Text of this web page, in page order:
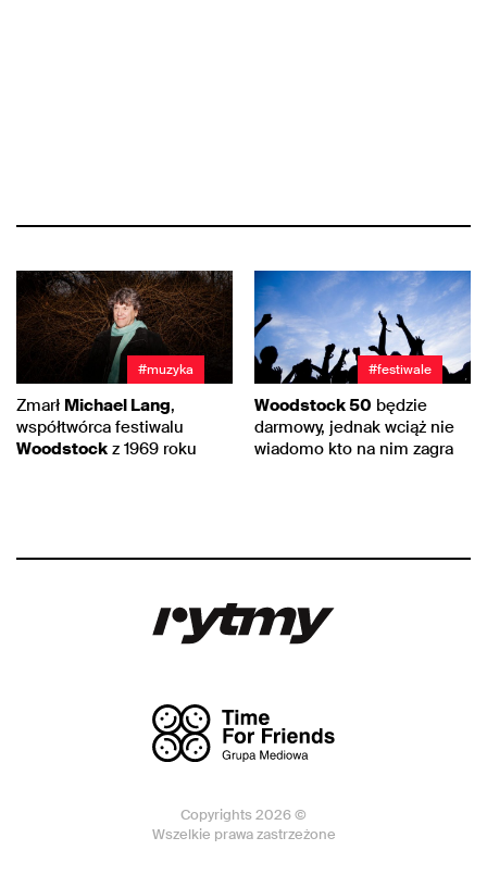
#muzyka
Zmarł Michael Lang,
współtwórca festiwalu
Woodstock z 1969 roku
#festiwale
Woodstock 50 będzie
darmowy, jednak wciąż nie
wiadomo kto na nim zagra
Copyrights 2026 ©
Wszelkie prawa zastrzeżone